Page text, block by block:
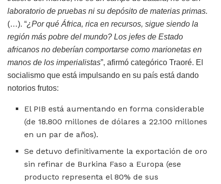
laboratorio de pruebas ni su depósito de materias primas.
(…). “¿Por qué África, rica en recursos, sigue siendo la
región más pobre del mundo? Los jefes de Estado
africanos no deberían comportarse como marionetas en
manos de los imperialistas”, afirmó categórico Traoré. El
socialismo que está impulsando en su país está dando
notorios frutos:
El PIB está aumentando en forma considerable
(de 18.800 millones de dólares a 22.100 millones
en un par de años).
Se detuvo definitivamente la exportación de oro
sin refinar de Burkina Faso a Europa (ese
producto representa el 80% de sus